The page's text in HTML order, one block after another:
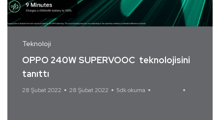
Teknoloji
OPPO 240W SUPERVOOC teknolojisini
tanıttı
28 Şubat 2022 28 Şubat 2022 5dk okuma